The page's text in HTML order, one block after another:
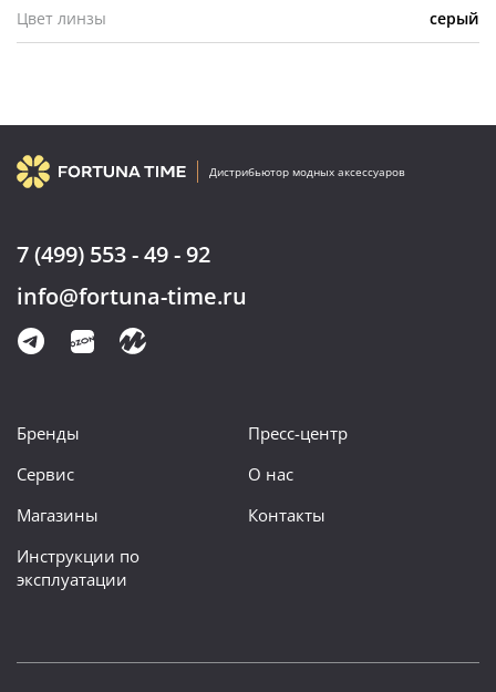
Цвет линзы серый
Дистрибьютор модных аксессуаров
7 (499) 553 - 49 - 92
info@fortuna-time.ru
Бренды
Пресс-центр
Сервис
О нас
Магазины
Контакты
Инструкции по
эксплуатации